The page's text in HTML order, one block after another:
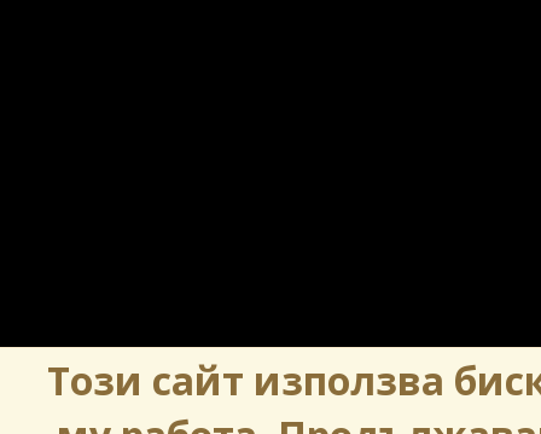
Този сайт използва